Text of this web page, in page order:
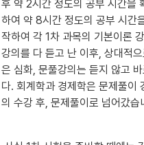
후 약 2시간 정도의 공부 시간을
하여 약 8시간 정도의 공부 시간
작하여 각 1차 과목의 기본이론
강의를 다 듣고 난 이후, 상대적
은 심화, 문풀강의는 듣지 않고
다. 회계학과 경제학은 문제풀이
의 수강 후, 문제풀이로 넘어갔습